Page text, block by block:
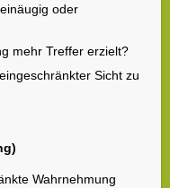
oder
mehr Treffer erzielt?
Sicht zu
Wahrnehmung